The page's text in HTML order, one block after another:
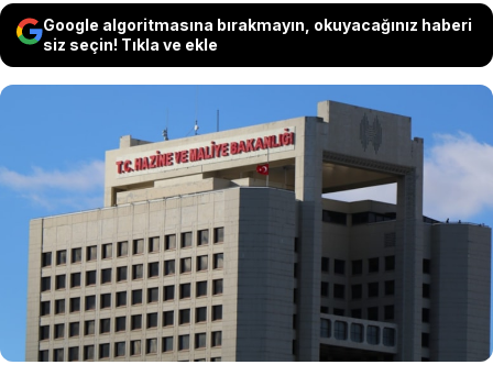
Google algoritmasına bırakmayın, okuyacağınız haberi
siz seçin! Tıkla ve ekle
Vatandaş gibi Hazine de faiz nedeniyle
bahar yüzü göremiyor. Hazine bu yılın ilk
dört ayında 1.1 trilyon liralık faiz öderken,
önümüzdeki 3 ayda da 1.7 trilyon lira
borçlanacak.